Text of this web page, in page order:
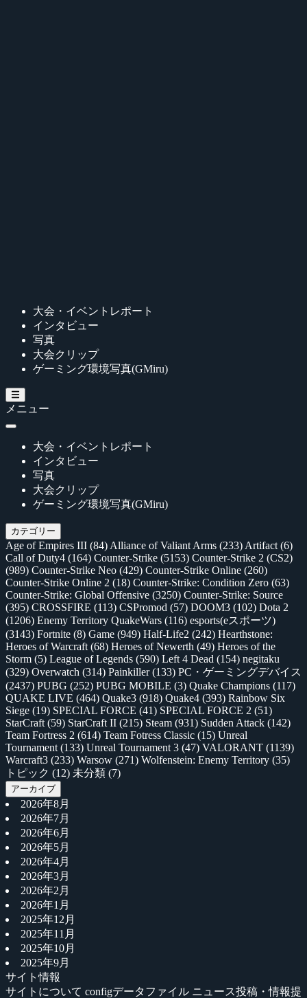
大会・イベントレポート
インタビュー
写真
大会クリップ
ゲーミング環境写真(GMiru)
メニュー
大会・イベントレポート
インタビュー
写真
大会クリップ
ゲーミング環境写真(GMiru)
カテゴリー
Age of Empires III (84) Alliance of Valiant Arms (233) Artifact (6)
Call of Duty4 (164) Counter-Strike (5153) Counter-Strike 2 (CS2)
(989) Counter-Strike Neo (429) Counter-Strike Online (260)
Counter-Strike Online 2 (18) Counter-Strike: Condition Zero (63)
Counter-Strike: Global Offensive (3250) Counter-Strike: Source
(395) CROSSFIRE (113) CSPromod (57) DOOM3 (102) Dota 2
(1206) Enemy Territory QuakeWars (116) esports(eスポーツ)
(3143) Fortnite (8) Game (949) Half-Life2 (242) Hearthstone:
Heroes of Warcraft (68) Heroes of Newerth (49) Heroes of the
Storm (5) League of Legends (590) Left 4 Dead (154) negitaku
(329) Overwatch (314) Painkiller(133) PC・ゲーミングデバイス
(2437) PUBG (252) PUBG MOBILE (3) Quake Champions (117)
QUAKE LIVE (464) Quake3 (918) Quake4 (393) Rainbow Six
Siege (19) SPECIAL FORCE (41) SPECIAL FORCE 2 (51)
StarCraft (59) StarCraft II (215) Steam (931) Sudden Attack (142)
Team Fortress 2 (614) Team Fotress Classic (15) Unreal
Tournament (133) Unreal Tournament 3 (47) VALORANT (1139)
Warcraft3 (233) Warsow (271) Wolfenstein: Enemy Territory (35)
トピック (12) 未分類 (7)
アーカイブ
2026年8月
2026年7月
2026年6月
2026年5月
2026年4月
2026年3月
2026年2月
2026年1月
2025年12月
2025年11月
2025年10月
2025年9月
サイト情報
サイトについて configデータファイル ニュース投稿・情報提